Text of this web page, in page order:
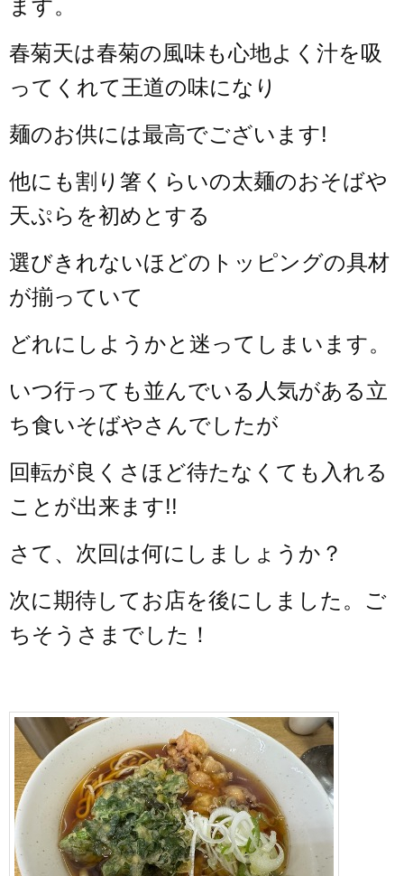
ます。
春菊天は春菊の風味も心地よく汁を吸
ってくれて王道の味になり
麺のお供には最高でございます!
他にも割り箸くらいの太麺のおそばや
天ぷらを初めとする
選びきれないほどのトッピングの具材
が揃っていて
どれにしようかと迷ってしまいます。
いつ行っても並んでいる人気がある立
ち食いそばやさんでしたが
回転が良くさほど待たなくても入れる
ことが出来ます!!
さて、次回は何にしましょうか？
次に期待してお店を後にしました。ご
ちそうさまでした！